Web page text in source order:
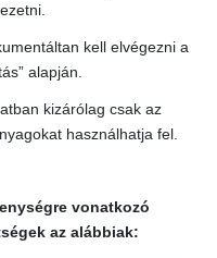
kell elvégezni a
alapján.
kizárólag csak az
használhatja fel.
vonatkozó
az alábbiak: